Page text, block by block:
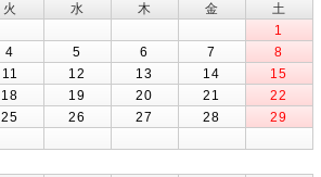
火 水 木 金
土
1
4 5 6 7
8
11 12 13 14
15
18 19 20 21
22
25 26 27 28
29